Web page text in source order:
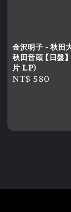
金沢明子 - 秋田
秋田音頭 【日盤
片 LP)
Regular
NT$ 580